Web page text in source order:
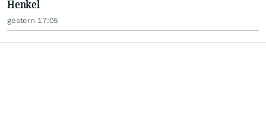
Henkel
gestern 17:05